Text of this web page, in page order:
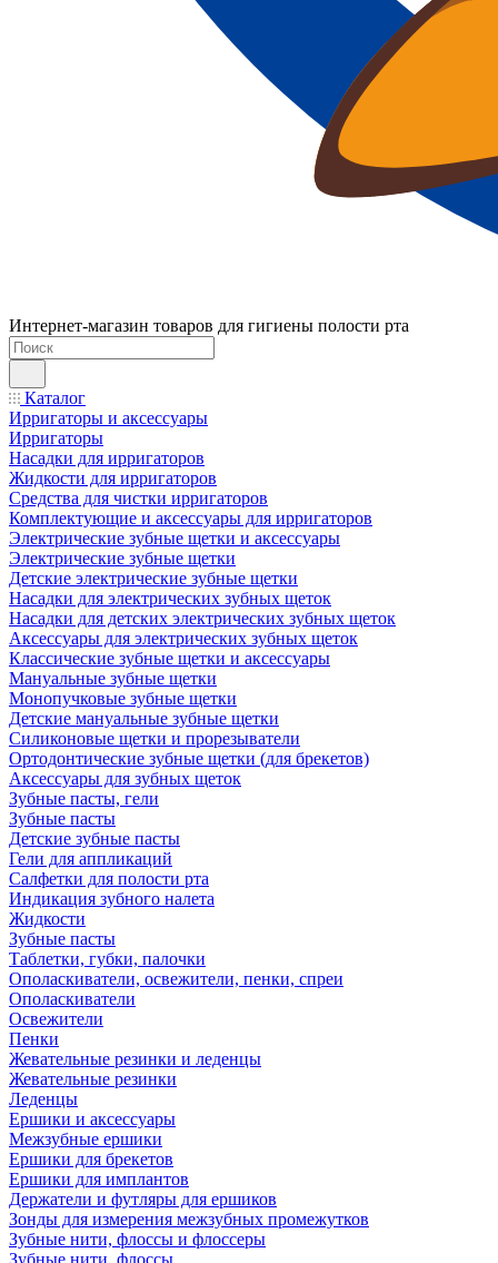
Интернет-магазин товаров для гигиены полости рта
Каталог
Ирригаторы и аксессуары
Ирригаторы
Насадки для ирригаторов
Жидкости для ирригаторов
Средства для чистки ирригаторов
Комплектующие и аксессуары для ирригаторов
Электрические зубные щетки и аксессуары
Электрические зубные щетки
Детские электрические зубные щетки
Насадки для электрических зубных щеток
Насадки для детских электрических зубных щеток
Аксессуары для электрических зубных щеток
Классические зубные щетки и аксессуары
Мануальные зубные щетки
Монопучковые зубные щетки
Детские мануальные зубные щетки
Силиконовые щетки и прорезыватели
Ортодонтические зубные щетки (для брекетов)
Аксессуары для зубных щеток
Зубные пасты, гели
Зубные пасты
Детские зубные пасты
Гели для аппликаций
Салфетки для полости рта
Индикация зубного налета
Жидкости
Зубные пасты
Таблетки, губки, палочки
Ополаскиватели, освежители, пенки, спреи
Ополаскиватели
Освежители
Пенки
Жевательные резинки и леденцы
Жевательные резинки
Леденцы
Ершики и аксессуары
Межзубные ершики
Ершики для брекетов
Ершики для имплантов
Держатели и футляры для ершиков
Зонды для измерения межзубных промежутков
Зубные нити, флоссы и флоссеры
Зубные нити, флоссы